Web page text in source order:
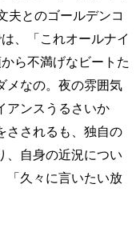
夫とのゴールデンコ
、「これオールナイ
ら不満げなビートた
メなの。夜の雰囲気
アンスうるさいか
さされるも、独自の
、自身の近況につい
「久々に言いたい放